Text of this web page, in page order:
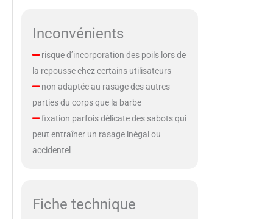
Inconvénients
risque d’incorporation des poils lors de
la repousse chez certains utilisateurs
non adaptée au rasage des autres
parties du corps que la barbe
fixation parfois délicate des sabots qui
peut entraîner un rasage inégal ou
accidentel
Fiche technique